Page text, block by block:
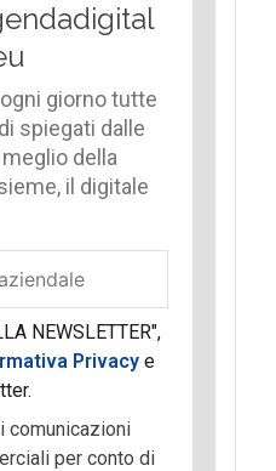
giorno tutte
spiegati dalle
della
il digitale
NEWSLETTER",
Privacy e
comunicazioni
per conto di